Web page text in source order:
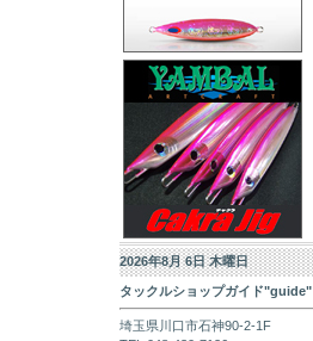
2026年8月 6日 木曜日
タックルショップガイド"guide"
埼玉県川口市石神90-2-1F